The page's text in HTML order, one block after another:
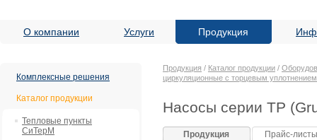
О компании Услуги Продукция
Комплексные решения
Каталог продукции
Тепловые пункты
СиТерМ
Продукция / Каталог продукции /
циркуляционные с торцевым уплотнением
Насосы серии TP
Продукция Прайс-